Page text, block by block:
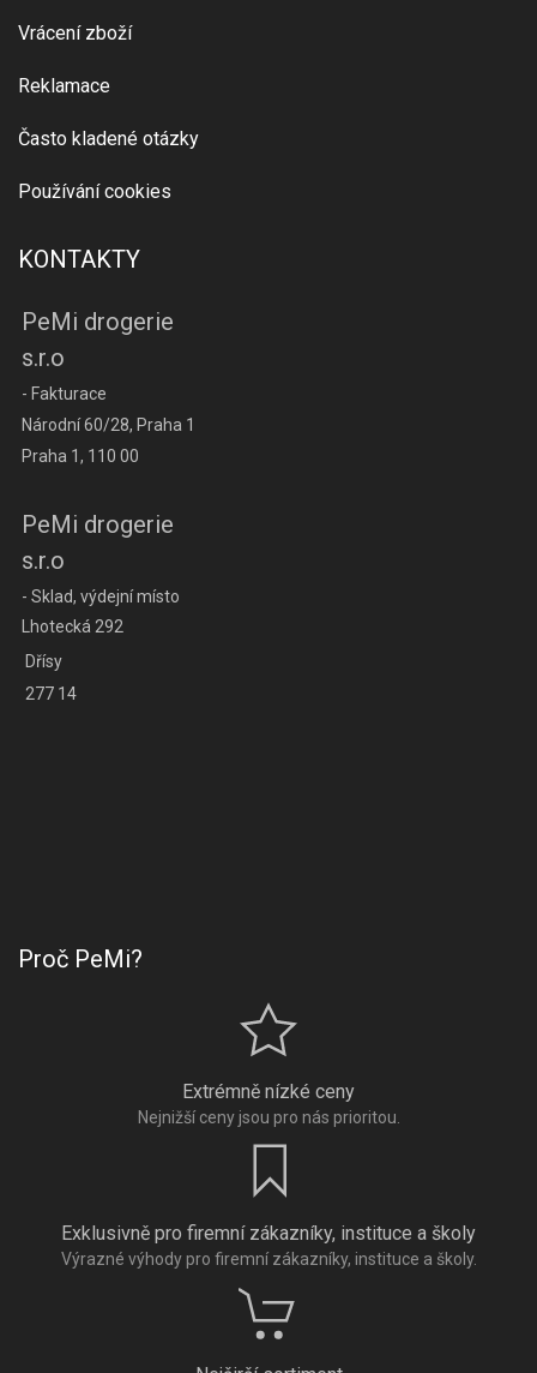
Vrácení zboží
Reklamace
Často kladené otázky
Používání cookies
KONTAKTY
PeMi drogerie
s.r.o
- Fakturace
Národní 60/28, Praha 1
Praha 1, 110 00
PeMi drogerie
s.r.o
- Sklad, výdejní místo
Lhotecká 292
Dřísy
277 14
Proč PeMi?
Extrémně nízké ceny
Nejnižší ceny jsou pro nás prioritou.
Exklusivně pro firemní zákazníky, instituce a školy
Výrazné výhody pro firemní zákazníky, instituce a školy.